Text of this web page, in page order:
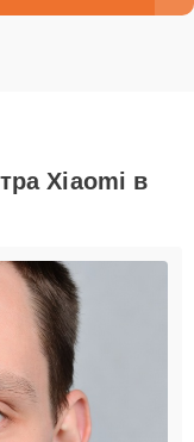
Xiaomi в